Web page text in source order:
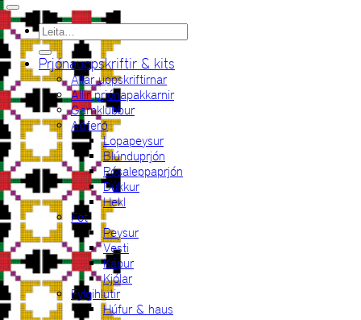
Leita
eftir:
Prjónauppskriftir & kits
Allar uppskriftirnar
Allir prjónapakkarnir
Garnklúbbur
Aðferð
Lopapeysur
Blúnduprjón
Rósaleppaprjón
Dúkkur
Hekl
Föt
Peysur
Vesti
Kápur
Kjólar
Fylgihlutir
Húfur & haus